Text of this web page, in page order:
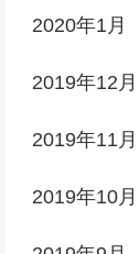
2020年1月
2019年12月
2019年11月
2019年10月